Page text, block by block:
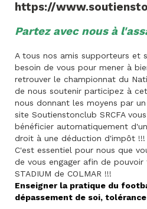
https://
Partez avec nous à
A tous nos amis supporteurs et
besoin de vous pour mener à
retrouver le championnat du
de nous soutenir participez à
nous donnant les moyens par
site Soutienstonclub SRCFA
bénéficier automatiquement
droit à une déduction d'impôt !!!
C'est essentiel pour nous que
de vous engager afin de pouvoir
STADIUM de COLMAR !!!
Enseigner la pratique du
dépassement de soi,